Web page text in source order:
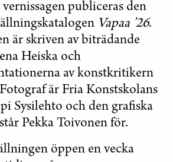
publiceras den
Vapaa ’26.
är skriven av biträdande
Heiska och
av konstkritikern
är Fria Konstskolans
Sysilehto och den grafiska
Pekka Toivonen för.
öppen en vecka